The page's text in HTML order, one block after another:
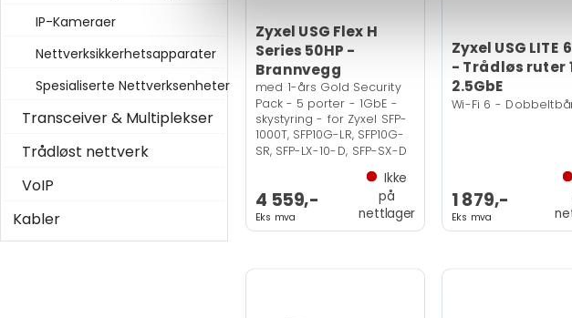
IP-Kameraer
Nettverksikkerhetsapparater
Spesialiserte Nettverksenheter
Transceiver & Multiplekser
Trådløst nettverk
VoIP
Kabler
Zyxel USG Flex H
Series 50HP -
Brannvegg
med 1-års Gold Security
Pack - 5 porter - 1GbE -
skystyring - for Zyxel SFP-
1000T, SFP10G-LR, SFP10G-
SR, SFP-LX-10-D, SFP-SX-D
4 559,-
Eks mva
Ikke
på
nettlager
Zyxel USG LITE
- Trådløs ruter
2.5GbE
Wi-Fi 6 -
1 879,-
Eks mva